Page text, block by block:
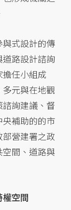
式設計的傳
路設計諮詢
任小組成
元與在地觀
詢建議、督
補助的的市
營建署之政
間、道路與
空間